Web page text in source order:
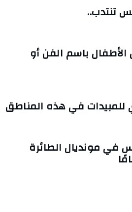
تنتدب..
الأطفال باسم الفن أو
في هذه المناطق
في مونديال الطائرة